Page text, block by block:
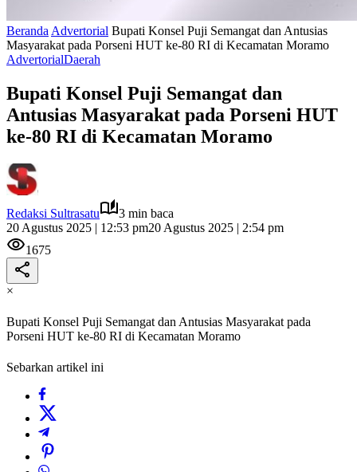
Beranda Advertorial Bupati Konsel Puji Semangat dan Antusias
Masyarakat pada Porseni HUT ke-80 RI di Kecamatan Moramo
AdvertorialDaerah
Bupati Konsel Puji Semangat dan
Antusias Masyarakat pada Porseni HUT
ke-80 RI di Kecamatan Moramo
Redaksi Sultrasatu
3 min baca
20 Agustus 2025 | 12:53 pm20 Agustus 2025 | 2:54 pm
1675
×
Bupati Konsel Puji Semangat dan Antusias Masyarakat pada
Porseni HUT ke-80 RI di Kecamatan Moramo
Sebarkan artikel ini